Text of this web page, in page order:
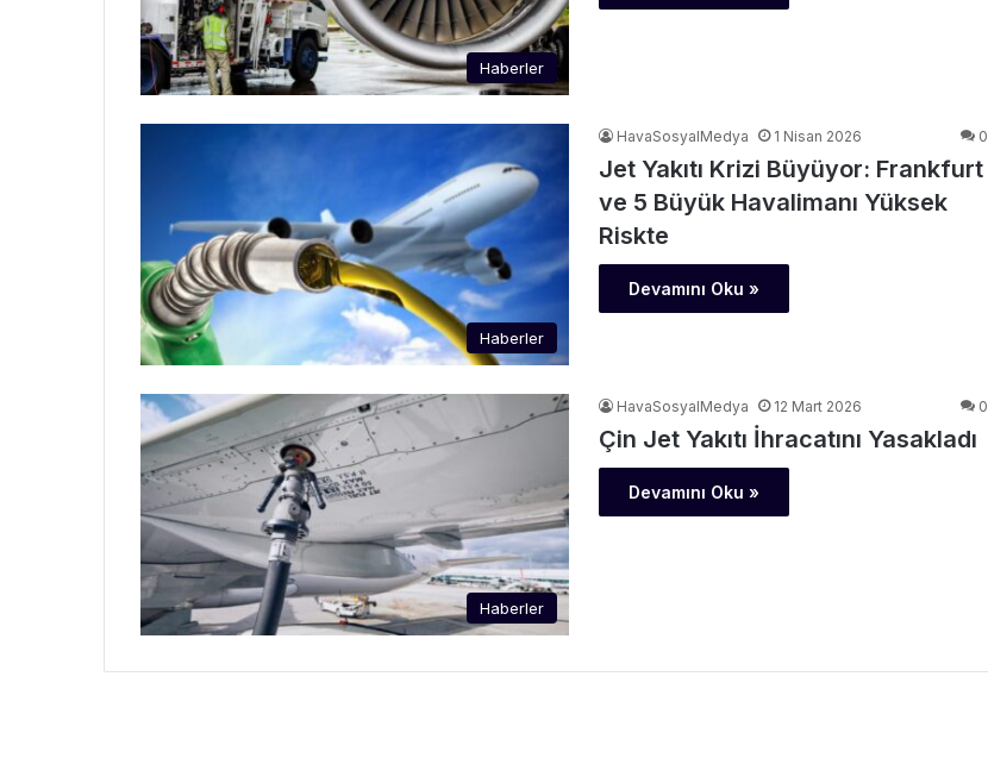
Haberler
Haberler
HavaSosyalMedya 1 Nisan 2026 0
Jet Yakıtı Krizi Büyüyor: Frankfurt
ve 5 Büyük Havalimanı Yüksek
Riskte
Devamını Oku »
Haberler
HavaSosyalMedya 12 Mart 2026 0
Çin Jet Yakıtı İhracatını Yasakladı
Devamını Oku »